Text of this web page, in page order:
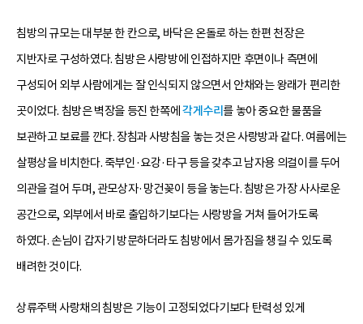
침방의 규모는 대부분 한 칸으로, 바닥은 온돌로 하는 한편 천장은
지반자로 구성하였다. 침방은 사랑방에 인접하지만 후면이나 측면에
구성되어 외부 사람에게는 잘 인식되지 않으면서 안채와는 왕래가 편리한
곳이었다. 침방은 벽장을 등진 한쪽에 각게수리 를 놓아 중요한 물품을
보관하고 보료를 깐다. 장침과 사방침을 놓는 것은 사랑방과 같다. 여름에는
살평상을 비치한다. 죽부인·요강·타구 등을 갖추고 남자용 의걸이를 두어
의관을 걸어 두며, 관모상자·망건꽂이 등을 놓는다. 침방은 가장 사사로운
공간으로, 외부에서 바로 출입하기보다는 사랑방을 거쳐 들어가도록
하였다. 손님이 갑자기 방문하더라도 침방에서 몸가짐을 챙길 수 있도록
배려한 것이다.
상류주택 사랑채의 침방은 기능이 고정되었다기보다 탄력성 있게